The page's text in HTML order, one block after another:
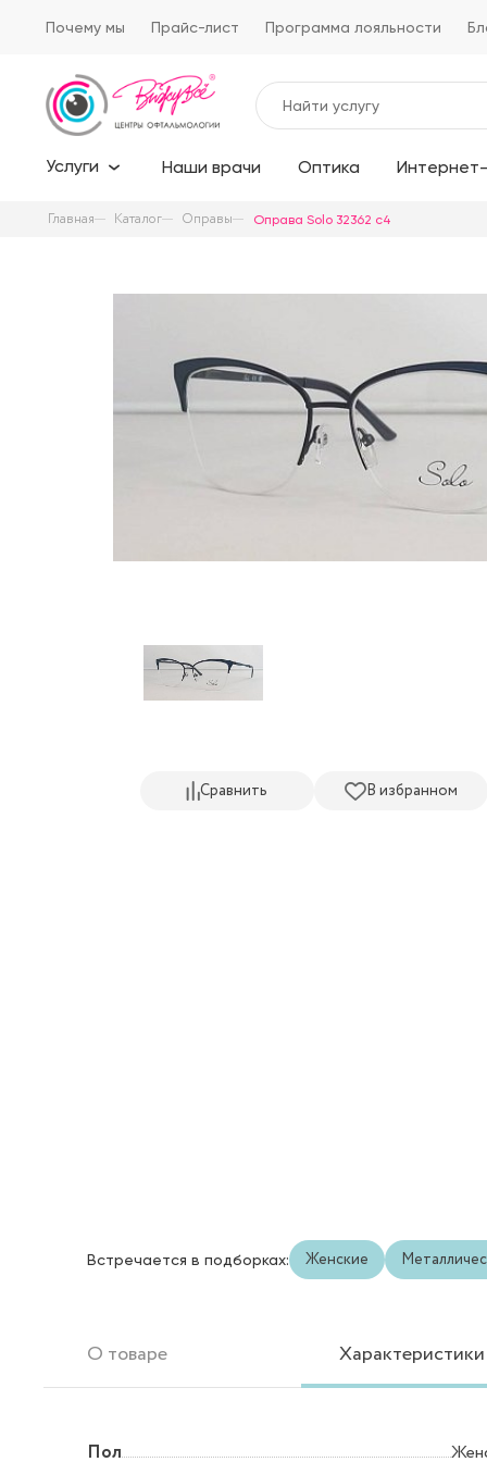
Почему мы Прайс-лист Программа лояльности
Услуги Наши врачи Оптика
Главная Каталог Оправы Оправа Solo 32362 c4
Сравнить В избранном
Встречается в подборках: Женские
О товаре Характеристики
Пол